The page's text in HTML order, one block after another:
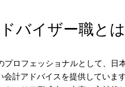
バイザー職と
プロフェッショナルとして、日
会計アドバイスを提供していま